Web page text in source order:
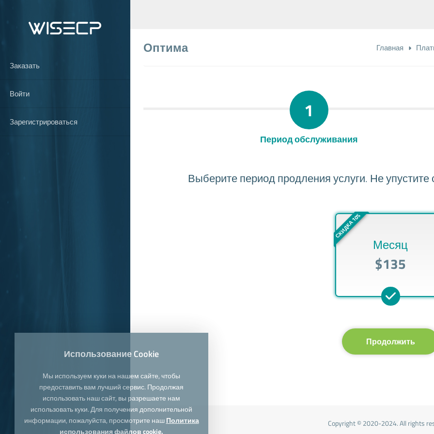
Оптима Главная
1
Период обслуживания
Выберите период продления услуги. Не упустите
СКИДКА 10%
Месяц
$135
Продолжить
Copyright © 2020-2024. All rights
Заказать
Войти
Зарегистрироваться
Использование Cookie
Мы используем куки на нашем сайте, чтобы
предоставить вам лучший сервис. Продолжая
использовать наш сайт, вы разрешаете нам
использовать куки. Для получения дополнительной
информации, пожалуйста, просмотрите нашПолитика
использования файлов cookie.